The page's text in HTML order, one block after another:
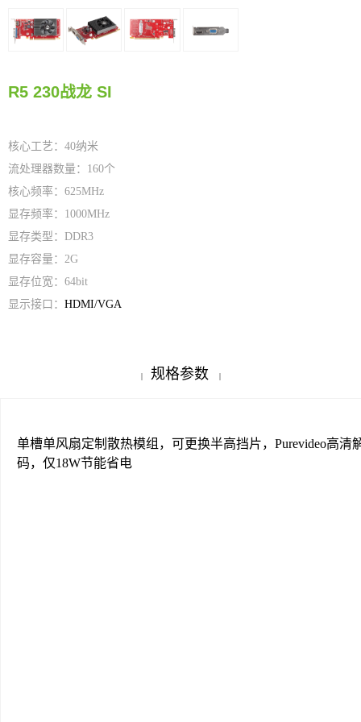
R5 230战龙 SI
核心工艺：40纳米
流处理器数量：160个
核心频率：625MHz
显存频率：1000MHz
显存类型：DDR3
显存容量：2G
显存位宽：64bit
显示接口： HDMI/VGA
| 规格参数 |
单槽单风扇定制散热模组，可更换半高挡片，Purevideo高清
码，仅18W节能省电